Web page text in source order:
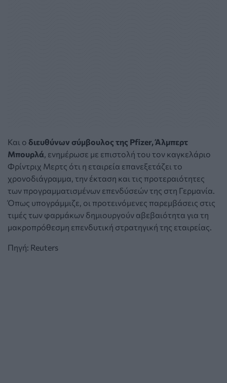
Και ο διευθύνων σύμβουλος της Pfizer, Άλμπερτ
Μπουρλά , ενημέρωσε με επιστολή του τον καγκελάριο
Φρίντριχ Μερτς ότι η εταιρεία επανεξετάζει το
χρονοδιάγραμμα, την έκταση και τις προτεραιότητες
των προγραμματισμένων επενδύσεών της στη Γερμανία.
Όπως υπογράμμιζε, οι προτεινόμενες παρεμβάσεις στις
τιμές των φαρμάκων δημιουργούν αβεβαιότητα για τη
μακροπρόθεσμη επενδυτική στρατηγική της εταιρείας.
Πηγή: Reuters